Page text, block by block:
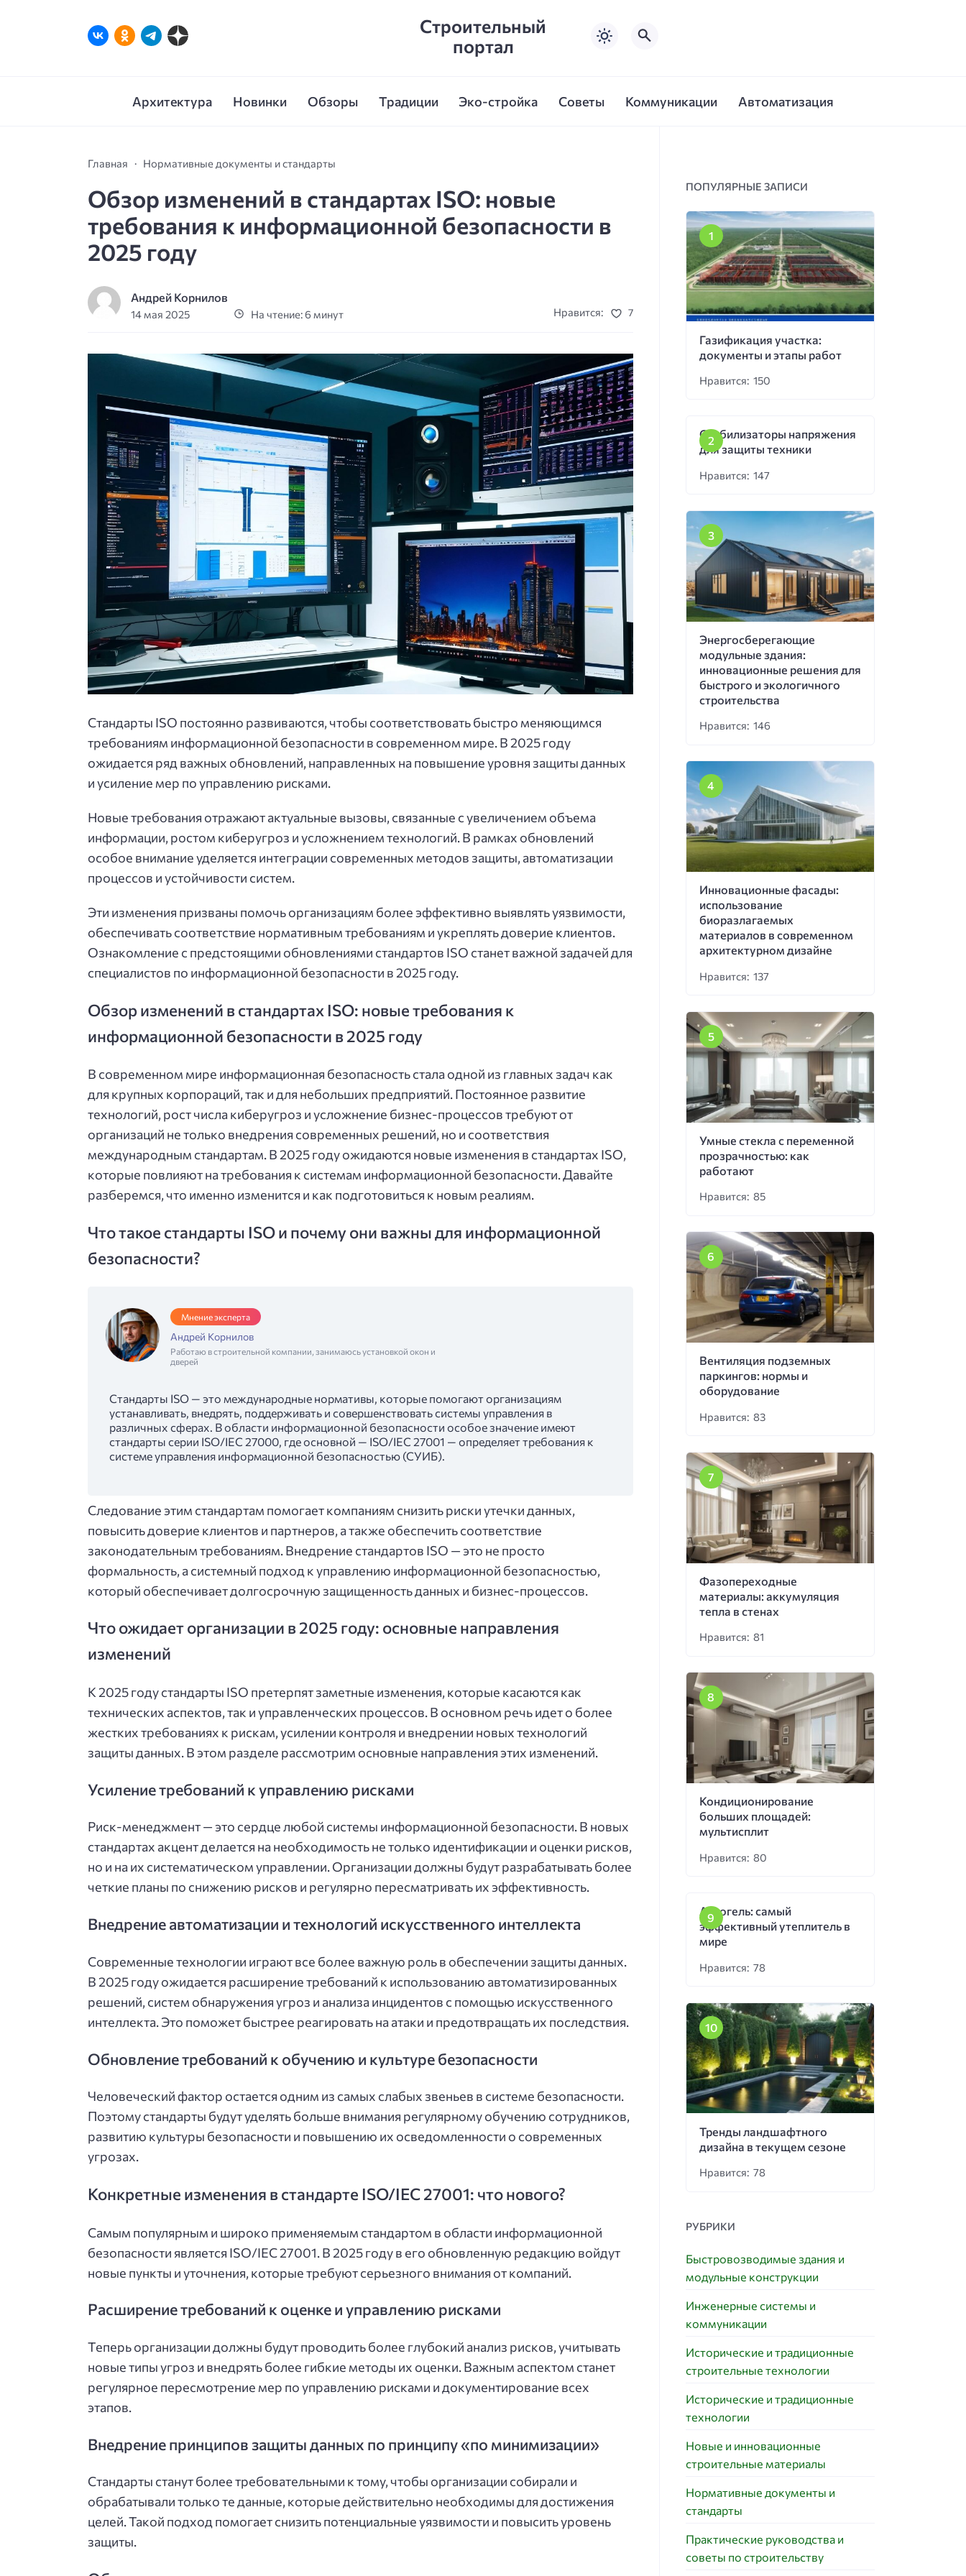
Строительный
портал
Архитектура Новинки Обзоры Традиции Эко-стройка Советы Коммуникации Автоматизация
Главная Нормативные документы и стандарты
Обзор изменений в стандартах ISO: новые
требования к информационной безопасности в
2025 году
Андрей Корнилов
14 мая 2025 На чтение: 6 минут Нравится: 7
Стандарты ISO постоянно развиваются, чтобы соответствовать быстро меняющимся
требованиям информационной безопасности в современном мире. В 2025 году
ожидается ряд важных обновлений, направленных на повышение уровня защиты данных
и усиление мер по управлению рисками.
Новые требования отражают актуальные вызовы, связанные с увеличением объема
информации, ростом киберугроз и усложнением технологий. В рамках обновлений
особое внимание уделяется интеграции современных методов защиты, автоматизации
процессов и устойчивости систем.
Эти изменения призваны помочь организациям более эффективно выявлять уязвимости,
обеспечивать соответствие нормативным требованиям и укреплять доверие клиентов.
Ознакомление с предстоящими обновлениями стандартов ISO станет важной задачей для
специалистов по информационной безопасности в 2025 году.
Обзор изменений в стандартах ISO: новые требования к
информационной безопасности в 2025 году
В современном мире информационная безопасность стала одной из главных задач как
для крупных корпораций, так и для небольших предприятий. Постоянное развитие
технологий, рост числа киберугроз и усложнение бизнес-процессов требуют от
организаций не только внедрения современных решений, но и соответствия
международным стандартам. В 2025 году ожидаются новые изменения в стандартах ISO,
которые повлияют на требования к системам информационной безопасности. Давайте
разберемся, что именно изменится и как подготовиться к новым реалиям.
Что такое стандарты ISO и почему они важны для информационной
безопасности?
Мнение эксперта
Андрей Корнилов
Работаю в строительной компании, занимаюсь установкой окон и
дверей
Стандарты ISO — это международные нормативы, которые помогают организациям
устанавливать, внедрять, поддерживать и совершенствовать системы управления в
различных сферах. В области информационной безопасности особое значение имеют
стандарты серии ISO/IEC 27000, где основной — ISO/IEC 27001 — определяет требования к
системе управления информационной безопасностью (СУИБ).
Следование этим стандартам помогает компаниям снизить риски утечки данных,
повысить доверие клиентов и партнеров, а также обеспечить соответствие
законодательным требованиям. Внедрение стандартов ISO — это не просто
формальность, а системный подход к управлению информационной безопасностью,
который обеспечивает долгосрочную защищенность данных и бизнес-процессов.
Что ожидает организации в 2025 году: основные направления
изменений
К 2025 году стандарты ISO претерпят заметные изменения, которые касаются как
технических аспектов, так и управленческих процессов. В основном речь идет о более
жестких требованиях к рискам, усилении контроля и внедрении новых технологий
защиты данных. В этом разделе рассмотрим основные направления этих изменений.
Усиление требований к управлению рисками
Риск-менеджмент — это сердце любой системы информационной безопасности. В новых
стандартах акцент делается на необходимость не только идентификации и оценки рисков,
но и на их систематическом управлении. Организации должны будут разрабатывать более
четкие планы по снижению рисков и регулярно пересматривать их эффективность.
Внедрение автоматизации и технологий искусственного интеллекта
Современные технологии играют все более важную роль в обеспечении защиты данных.
В 2025 году ожидается расширение требований к использованию автоматизированных
решений, систем обнаружения угроз и анализа инцидентов с помощью искусственного
интеллекта. Это поможет быстрее реагировать на атаки и предотвращать их последствия.
Обновление требований к обучению и культуре безопасности
Человеческий фактор остается одним из самых слабых звеньев в системе безопасности.
Поэтому стандарты будут уделять больше внимания регулярному обучению сотрудников,
развитию культуры безопасности и повышению их осведомленности о современных
угрозах.
Конкретные изменения в стандарте ISO/IEC 27001: что нового?
Самым популярным и широко применяемым стандартом в области информационной
безопасности является ISO/IEC 27001. В 2025 году в его обновленную редакцию войдут
новые пункты и уточнения, которые требуют серьезного внимания от компаний.
Расширение требований к оценке и управлению рисками
Теперь организации должны будут проводить более глубокий анализ рисков, учитывать
новые типы угроз и внедрять более гибкие методы их оценки. Важным аспектом станет
регулярное пересмотрение мер по управлению рисками и документирование всех
этапов.
Внедрение принципов защиты данных по принципу «по минимизации»
Стандарты станут более требовательными к тому, чтобы организации собирали и
обрабатывали только те данные, которые действительно необходимы для достижения
целей. Такой подход помогает снизить потенциальные уязвимости и повысить уровень
защиты.
ПОПУЛЯРНЫЕ ЗАПИСИ
Газификация участка:
документы и этапы работ
Нравится: 150
Стабилизаторы напряжения
для защиты техники
Нравится: 147
Энергосберегающие
модульные здания:
инновационные решения для
быстрого и экологичного
строительства
Нравится: 146
Инновационные фасады:
использование
биоразлагаемых
материалов в современном
архитектурном дизайне
Нравится: 137
Умные стекла с переменной
прозрачностью: как
работают
Нравится: 85
Вентиляция подземных
паркингов: нормы и
оборудование
Нравится: 83
Фазопереходные
материалы: аккумуляция
тепла в стенах
Нравится: 81
Кондиционирование
больших площадей:
мультисплит
Нравится: 80
Аэрогель: самый
эффективный утеплитель в
мире
Нравится: 78
Тренды ландшафтного
дизайна в текущем сезоне
Нравится: 78
РУБРИКИ
Быстровозводимые здания и
модульные конструкции
Инженерные системы и
коммуникации
Исторические и традиционные
строительные технологии
Исторические и традиционные
технологии
Новые и инновационные
строительные материалы
Нормативные документы и
стандарты
Практические руководства и
советы по строительству